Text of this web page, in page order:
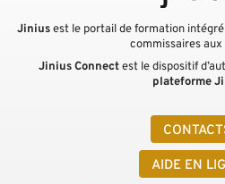
AIDE EN
Jiniusest le portail de formation
commissaires
Jinius Connectest le dispositif
plateforme